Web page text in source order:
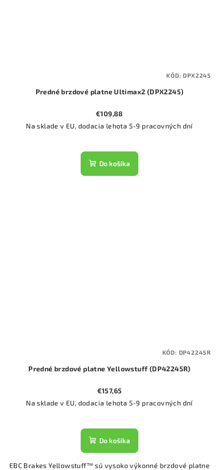
Predné brzdové platne Ultimax2 (DPX2245)
€109,88
Na sklade v EU, dodacia lehota 5-9 pracovných dní
Do košíka
KÓD:DPX2245
Predné brzdové platne Yellowstuff (DP42245R)
€157,65
Na sklade v EU, dodacia lehota 5-9 pracovných dní
Do košíka
EBC Brakes Yellowstuff™ sú vysoko výkonné brzdové platne
KÓD: DP42245R